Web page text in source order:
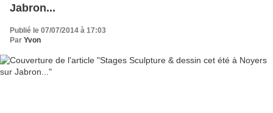
Jabron...
Publié le 07/07/2014 à 17:03
Par Yvon